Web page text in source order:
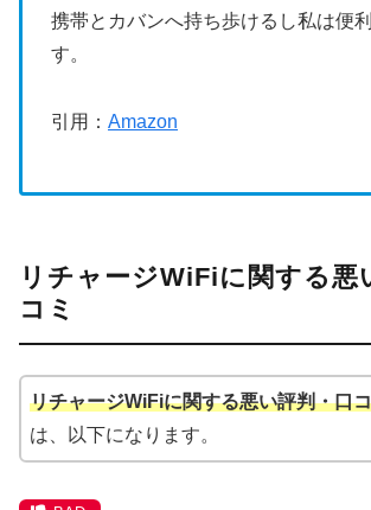
携帯とカバンへ持ち歩けるし私は便
す。
引用： Amazon
リチャージWiFiに関する悪
コミ
リチャージWiFiに関する悪い評判・口
は、以下になります。